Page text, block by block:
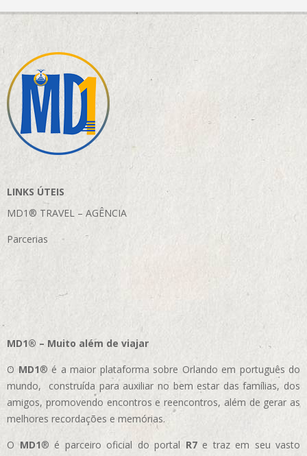
LINKS ÚTEIS
MD1® TRAVEL – AGÊNCIA
Parcerias
MD1® – Muito além de viajar
O MD1® é a maior plataforma sobre Orlando em português do
mundo, construída para auxiliar no bem estar das famílias, dos
amigos, promovendo encontros e reencontros, além de gerar as
melhores recordações e memórias.
OMD1® é parceiro oficial do portal R7e traz em seu vasto